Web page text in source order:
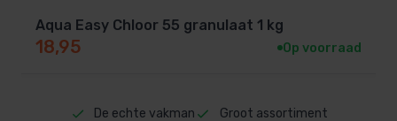
Aqua Easy Chloor 55 granulaat 1 kg
18,95 Op voorraad
De echte vakman
Groot assortiment